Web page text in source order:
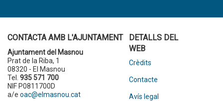
CONTACTA AMB L'AJUNTAMENT
Ajuntament del Masnou
Prat de la Riba, 1
08320 - El Masnou
Tel. 935 571 700
NIF P0811700D
a/e oac@elmasnou.cat
DETALLS DEL
WEB
Crèdits
Contacte
Avís legal